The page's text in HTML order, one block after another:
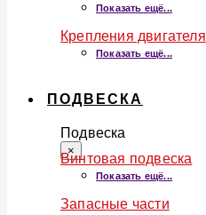
Показать ещё...
Крепления двигателя
Показать ещё...
ПОДВЕСКА
Подвеска
×
Винтовая подвеска
Показать ещё...
Запасные части